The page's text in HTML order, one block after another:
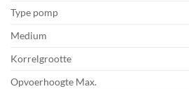
Type pomp
Medium
Korrelgrootte
Opvoerhoogte Max.